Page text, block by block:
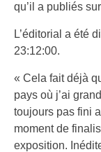
qu’il a publiés
L’éditorial a été
23:12:00.
« Cela fait déjà
pays où j’ai
toujours pas fini
moment de
exposition.